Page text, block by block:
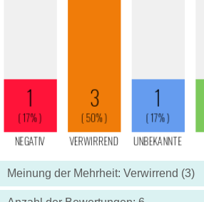
Meinung der Mehrheit: Verwirrend (3)